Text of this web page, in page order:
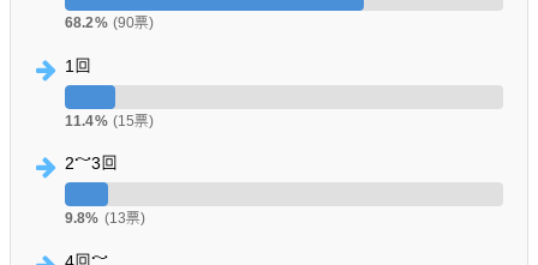
68.2%(90票)
1回
11.4%(15票)
2～3回
9.8%(13票)